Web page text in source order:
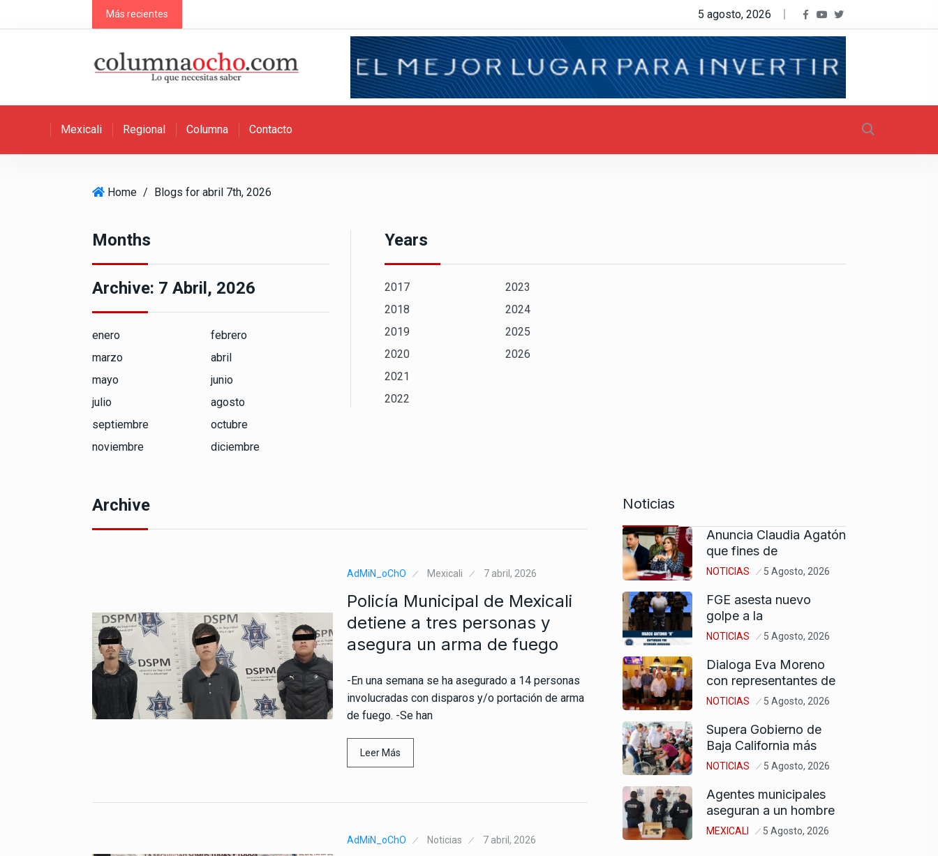
k
Más recientes 5 agosto, 2026
Mexicali Regional Columna Contacto
Home / Blogs for abril 7th, 2026
Months
Archive: 7 Abril, 2026
enero
febrero
marzo
abril
mayo
junio
julio
agosto
septiembre
octubre
noviembre
diciembre
Years
2017
2018
2019
2020
2021
2022
2023
2024
2025
2026
Archive
AdMiN_oChO Mexicali 7 abril, 2026
Policía Municipal de Mexicali
detiene a tres personas y
asegura un arma de fuego
-En una semana se ha asegurado a 14 personas
involucradas con disparos y/o portación de arma
de fuego. -Se han
Leer Más
AdMiN_oChO Noticias 7 abril, 2026
Noticias
Anuncia Claudia Agatón
que fines de
NOTICIAS 5 Agosto, 2026
FGE asesta nuevo
golpe a la
NOTICIAS 5 Agosto, 2026
Dialoga Eva Moreno
con representantes de
NOTICIAS 5 Agosto, 2026
Supera Gobierno de
Baja California más
NOTICIAS 5 Agosto, 2026
Agentes municipales
aseguran a un hombre
MEXICALI 5 Agosto, 2026